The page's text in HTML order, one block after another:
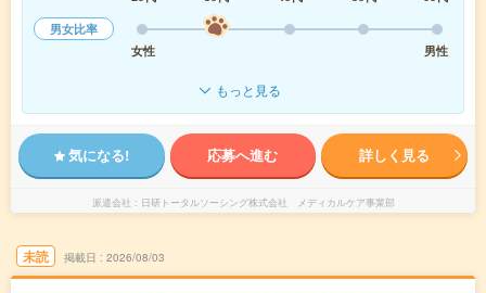
男女比率
女性
男性
もっと見る
気になる! 応募へ進む 詳しく見る
派遣会社 日研トータルソーシング株式会社 メディカルケア事業部
未読 掲載日 2026/08/03